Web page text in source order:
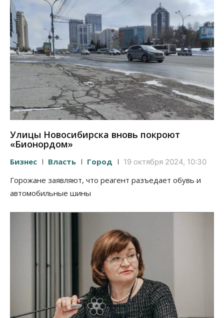
Улицы Новосибирска вновь покроют
«Бионордом»
Бизнес Власть Город 19 октября 2024, 10:30
Горожане заявляют, что реагент разъедает обувь и
автомобильные шины